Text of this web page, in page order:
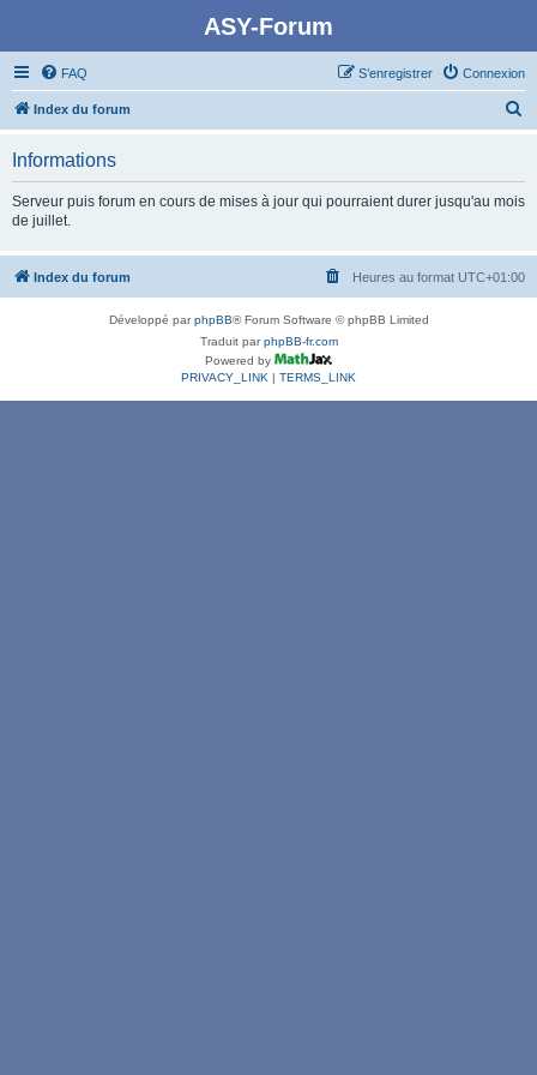
ASY-Forum
FAQ Connexion
S’enregistrer
Index du forum
c
Informations
Serveur puis forum en cours de mises à jour qui pourraient durer jusqu'au mois
de juillet.
Index du forum Heures au format UTC+01:00
Développé parphpBB® Forum Software © phpBB Limited
Traduit parphpBB-fr.com
Powered by
PRIVACY_LINK | TERMS_LINK